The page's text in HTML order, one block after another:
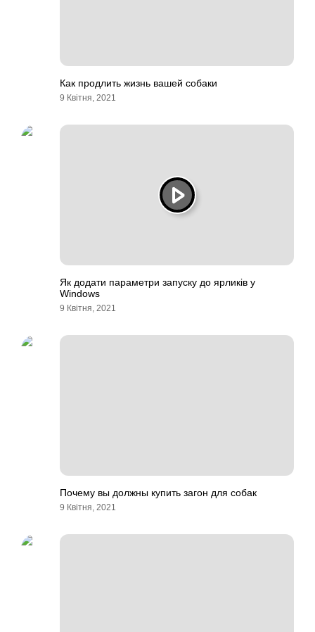
Как продлить жизнь вашей собаки
9 Квітня, 2021
Як додати параметри запуску до ярликів у
Windows
9 Квітня, 2021
Почему вы должны купить загон для собак
9 Квітня, 2021